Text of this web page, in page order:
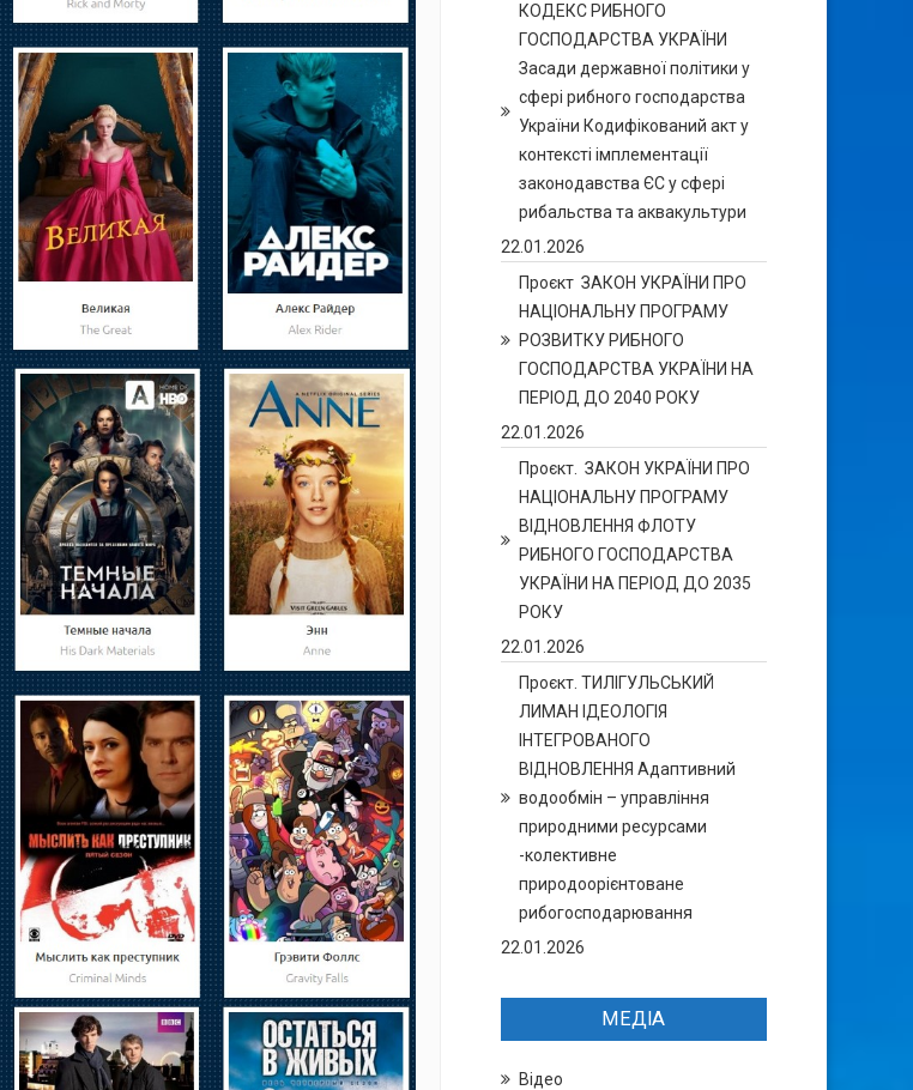
КОДЕКС РИБНОГО
ГОСПОДАРСТВА УКРАЇНИ
Засади державної політики у
сфері рибного господарства
України Кодифікований акт у
контексті імплементації
законодавства ЄС у сфері
рибальства та аквакультури
22.01.2026
Проєкт ЗАКОН УКРАЇНИ ПРО
НАЦІОНАЛЬНУ ПРОГРАМУ
РОЗВИТКУ РИБНОГО
ГОСПОДАРСТВА УКРАЇНИ НА
ПЕРІОД ДО 2040 РОКУ
22.01.2026
Проєкт. ЗАКОН УКРАЇНИ ПРО
НАЦІОНАЛЬНУ ПРОГРАМУ
ВІДНОВЛЕННЯ ФЛОТУ
РИБНОГО ГОСПОДАРСТВА
УКРАЇНИ НА ПЕРІОД ДО 2035
РОКУ
22.01.2026
Проєкт. ТИЛІГУЛЬСЬКИЙ
ЛИМАН ІДЕОЛОГІЯ
ІНТЕГРОВАНОГО
ВІДНОВЛЕННЯ Адаптивний
водообмін – управління
природними ресурсами
-колективне
природоорієнтоване
рибогосподарювання
22.01.2026
МЕДІА
Відео